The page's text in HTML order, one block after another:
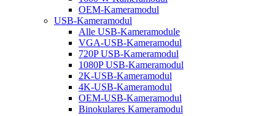
OEM-Kameramodul
USB-Kameramodul
Alle USB-Kameramodule
VGA-USB-Kameramodul
720P USB-Kameramodul
1080P USB-Kameramodul
2K-USB-Kameramodul
4K-USB-Kameramodul
OEM-USB-Kameramodul
Binokulares Kameramodul